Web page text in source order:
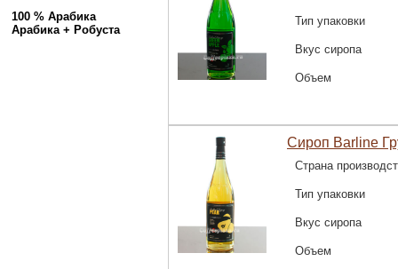
100 % Арабика
Арабика + Робуста
Тип упаковки
Вкус сиропа
Объем
Сироп Barline
Страна
Тип упаковки
Вкус сиропа
Объем